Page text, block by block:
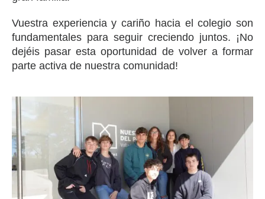
Vuestra experiencia y cariño hacia el colegio son
fundamentales para seguir creciendo juntos. ¡No
dejéis pasar esta oportunidad de volver a formar
parte activa de nuestra comunidad!